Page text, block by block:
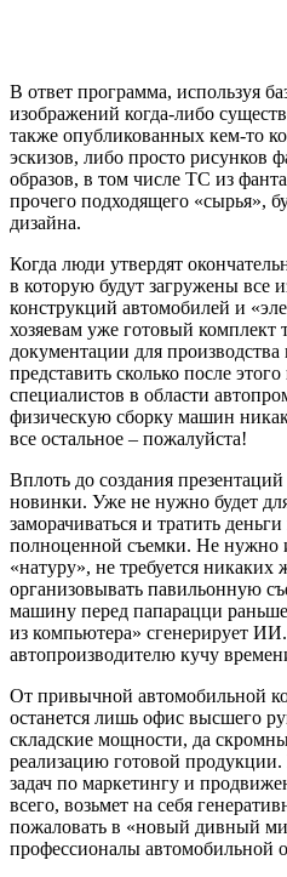
В ответ программа, используя
изображений когда-либо
также опубликованных кем-то
эскизов, либо просто рисунков
образов, в том числе ТС из
прочего подходящего «сырья»,
дизайна.
Когда люди утвердят
в которую будут загружены все
конструкций автомобилей и
хозяевам уже готовый комплект
документации для
представить сколько после
специалистов в области
физическую сборку машин
все остальное – пожалуйста!
Вплоть до создания
новинки. Уже не нужно будет
заморачиваться и тратить
полноценной съемки. Не нужно
«натуру», не требуется
организовывать павильонную
машину перед папарацци
из компьютера» сгенерирует
автопроизводителю кучу
От привычной автомобильной
останется лишь офис высшего
складские мощности, да
реализацию готовой
задач по маркетингу и
всего, возьмет на себя
пожаловать в «новый дивный
профессионалы автомобильной